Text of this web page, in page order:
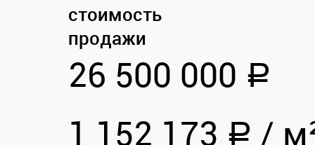
стоимость
продажи
26 500 000 a
1 152 173 a /